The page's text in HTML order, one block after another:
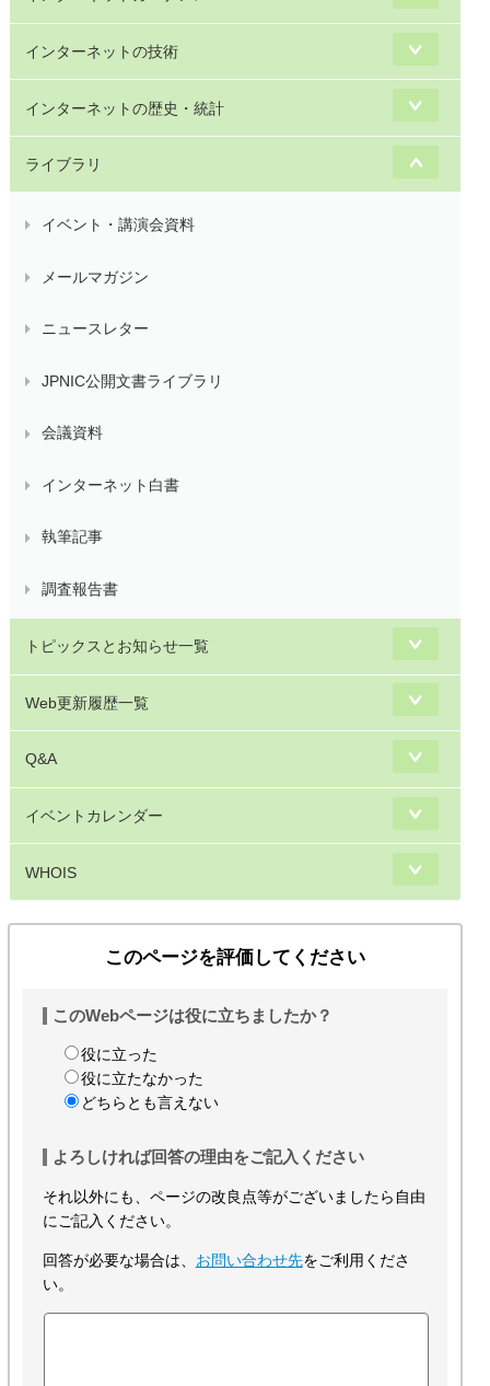
インターネットの技術
インターネットの歴史・統計
ライブラリ
イベント・講演会資料
メールマガジン
ニュースレター
JPNIC公開文書ライブラリ
会議資料
インターネット白書
執筆記事
調査報告書
トピックスとお知らせ一覧
Web更新履歴一覧
Q&A
イベントカレンダー
WHOIS
このページを評価してください
このWebページは役に立ちましたか？
役に立った
役に立たなかった
どちらとも言えない
よろしければ回答の理由をご記入ください
それ以外にも、ページの改良点等がございましたら自由
にご記入ください。
回答が必要な場合は、 お問い合わせ先をご利用くださ
い。